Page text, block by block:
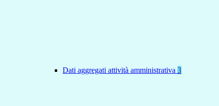
Dati aggregati attività amministrativa 3